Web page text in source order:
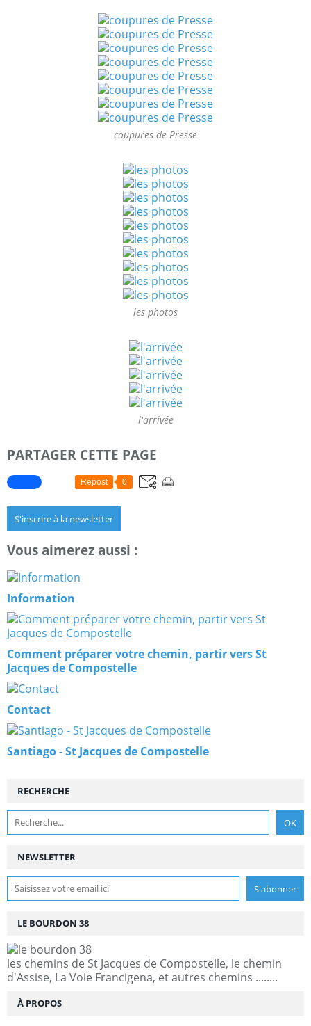
coupures de Presse
les photos
l'arrivée
PARTAGER CETTE PAGE
Repost 0
S'inscrire à la newsletter
Vous aimerez aussi :
Information
Comment préparer votre chemin, partir vers St
Jacques de Compostelle
Contact
Santiago - St Jacques de Compostelle
NEWSLETTER
RECHERCHE
LE BOURDON 38
les chemins de St Jacques de Compostelle, le chemin
d'Assise, La Voie Francigena, et autres chemins ........
À PROPOS